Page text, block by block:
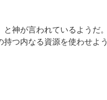
神が言われているようだ。
つ内なる資源を使わせよう